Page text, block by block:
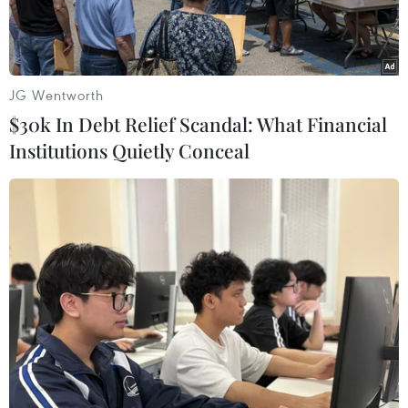
đầu năm đạt 4,735 triệu tấn, tăng 4,8% so với
cùng kỳ năm trước.
Thu mua cá ngừ đại dương tại cảng Hòn Rớ, Khánh Hòa. (Ảnh:
Nguyên Lý/TTXVN)
JG Wentworth
$30k In Debt Relief Scandal: What Financial
Institutions Quietly Conceal